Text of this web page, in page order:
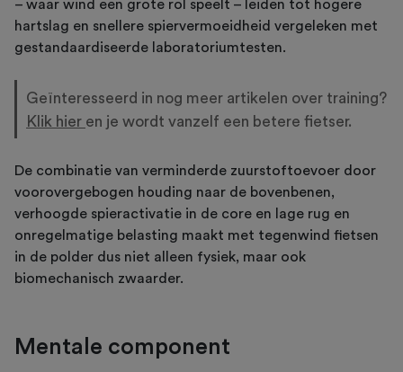
– waar wind een grote rol speelt – leiden tot hogere
hartslag en snellere spiervermoeidheid vergeleken met
gestandaardiseerde laboratoriumtesten.
Geïnteresseerd in nog meer artikelen over training?
Klik hier en je wordt vanzelf een betere fietser.
De combinatie van verminderde zuurstoftoevoer door
voorovergebogen houding naar de bovenbenen,
verhoogde spieractivatie in de core en lage rug en
onregelmatige belasting maakt met tegenwind fietsen
in de polder dus niet alleen fysiek, maar ook
biomechanisch zwaarder.
Mentale component